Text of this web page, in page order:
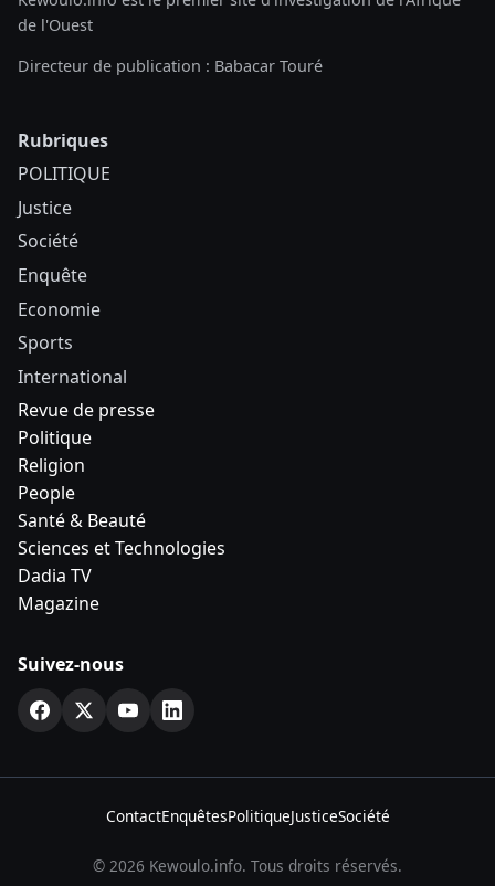
de l'Ouest
Directeur de publication : Babacar Touré
Rubriques
POLITIQUE
Justice
Société
Enquête
Economie
Sports
International
Revue de presse
Politique
Religion
People
Santé & Beauté
Sciences et Technologies
Dadia TV
Magazine
Suivez-nous
ContactEnquêtesPolitiqueJusticeSociété
© 2026 Kewoulo.info. Tous droits réservés.